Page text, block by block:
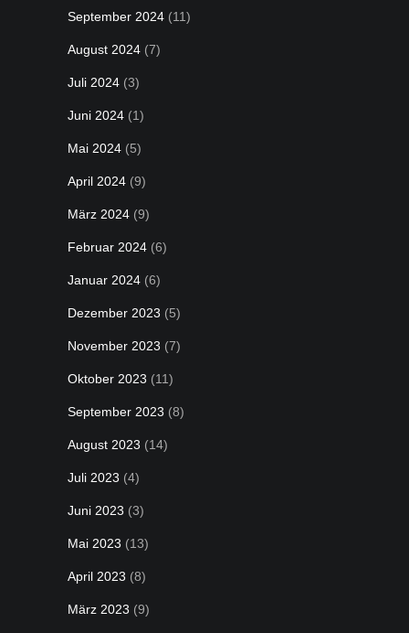
September 2024 (11)
August 2024 (7)
Juli 2024 (3)
Juni 2024 (1)
Mai 2024 (5)
April 2024 (9)
März 2024 (9)
Februar 2024 (6)
Januar 2024 (6)
Dezember 2023 (5)
November 2023 (7)
Oktober 2023 (11)
September 2023 (8)
August 2023 (14)
Juli 2023 (4)
Juni 2023 (3)
Mai 2023 (13)
April 2023 (8)
März 2023 (9)